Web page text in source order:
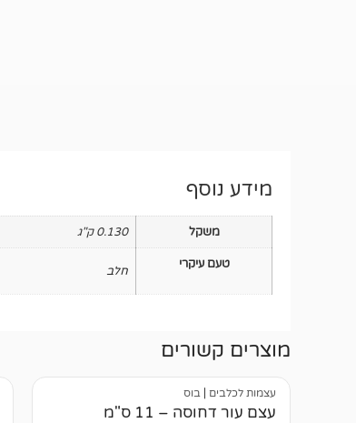
מידע נוסף
משקל 0.130 ק"ג
טעם עיקרי חלב
מוצרים קשורים
עצמות לכלבים בוס
עצם עור דחוסה – 11 ס"מ